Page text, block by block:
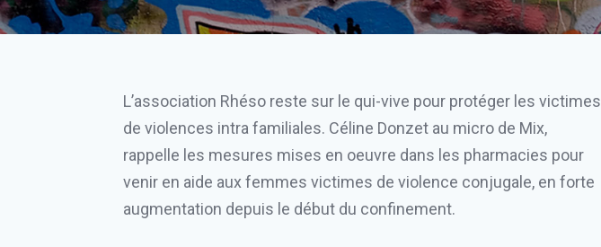
L’association Rhéso reste sur le qui-vive pour protéger les victimes
de violences intra familiales. Céline Donzet au micro de Mix,
rappelle les mesures mises en oeuvre dans les pharmacies pour
venir en aide aux femmes victimes de violence conjugale, en forte
augmentation depuis le début du confinement.